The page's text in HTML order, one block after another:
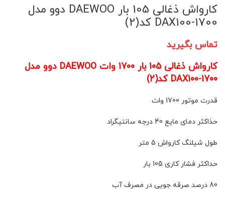
کارواش ذغالی 105 بار DAEWOO دوو مدل
DAX100-1700 کد(2)
تماس بگیرید
کارواش ذغالی 105 بار 1700 وات DAEWOO دوو مدل
DAX100-1700 کد(2)
قدرت موتور 1700 وات
حذاکثر دمای مایع 40 درجه سانتیگراد
طول شیلنگ کارواش 5 متر
حداکثر فشار کاری 105 بار
80 درصد صرقه جویی در مصرف آب